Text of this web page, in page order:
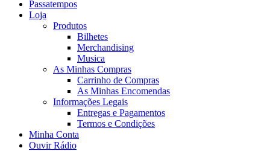
Passatempos
Loja
Produtos
Bilhetes
Merchandising
Musica
As Minhas Compras
Carrinho de Compras
As Minhas Encomendas
Informações Legais
Entregas e Pagamentos
Termos e Condições
Minha Conta
Ouvir Rádio